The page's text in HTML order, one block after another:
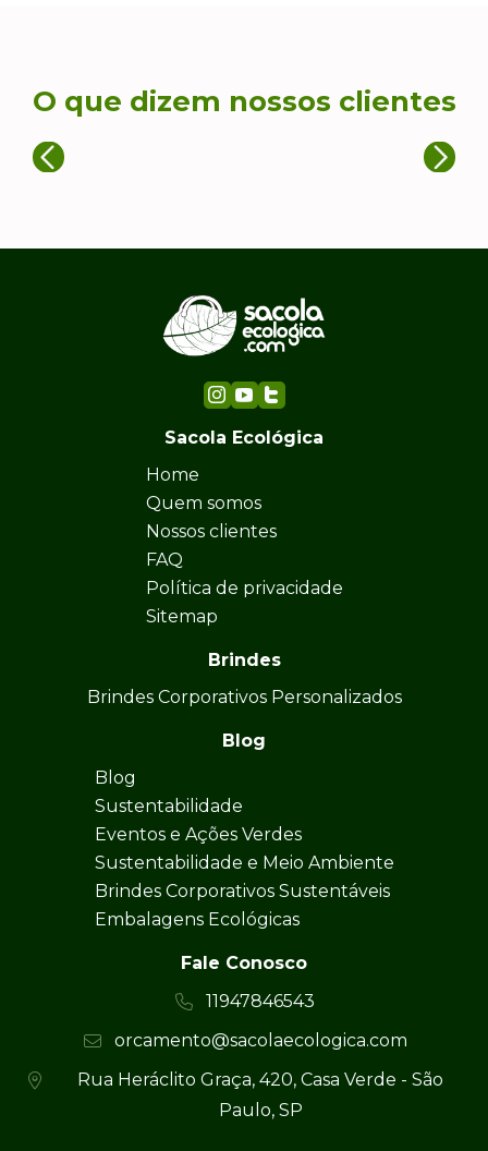
O que dizem nossos clientes
Sacola Ecológica
Home
Quem somos
Nossos clientes
FAQ
Política de privacidade
Sitemap
Brindes
Brindes Corporativos Personalizados
Blog
Blog
Sustentabilidade
Eventos e Ações Verdes
Sustentabilidade e Meio Ambiente
Brindes Corporativos Sustentáveis
Embalagens Ecológicas
Fale Conosco
11947846543
orcamento@sacolaecologica.com
Rua Heráclito Graça, 420, Casa Verde - São
Paulo, SP